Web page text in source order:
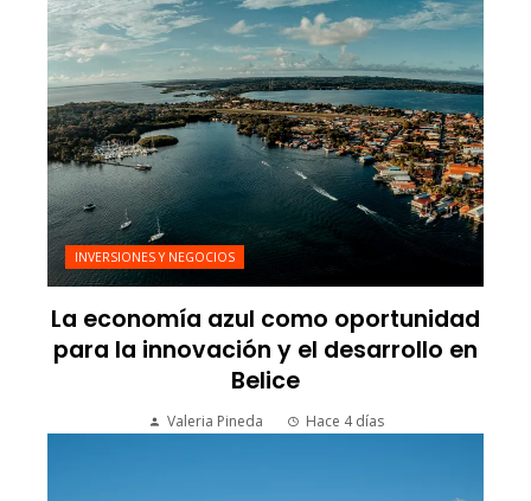
INVERSIONES Y NEGOCIOS
La economía azul como oportunidad
para la innovación y el desarrollo en
Belice
Valeria Pineda Hace 4 días